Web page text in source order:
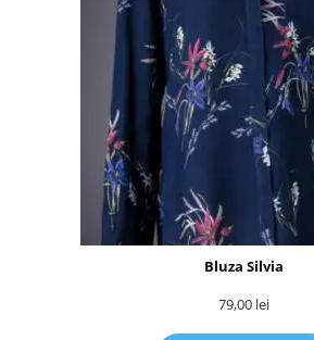
Bluza Silvia
79,00 lei